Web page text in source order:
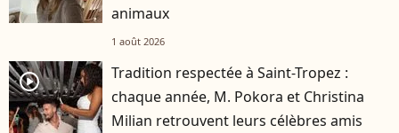
animaux
1 août 2026
player2
Tradition respectée à Saint-Tropez :
chaque année, M. Pokora et Christina
Milian retrouvent leurs célèbres amis